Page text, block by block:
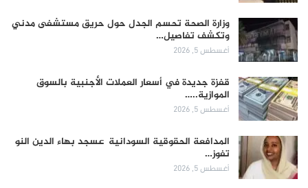
وزارة الصحة تحسم الجدل حول حريق مستشفى مدني
وتكشف تفاصيل…
أغسطس 5, 2026
قفزة جديدة في أسعار العملات الأجنبية بالسوق
الموازية..…
أغسطس 5, 2026
المدافعة الحقوقية السودانية عسجد بهاء الدين النو
تفوز…
أغسطس 5, 2026